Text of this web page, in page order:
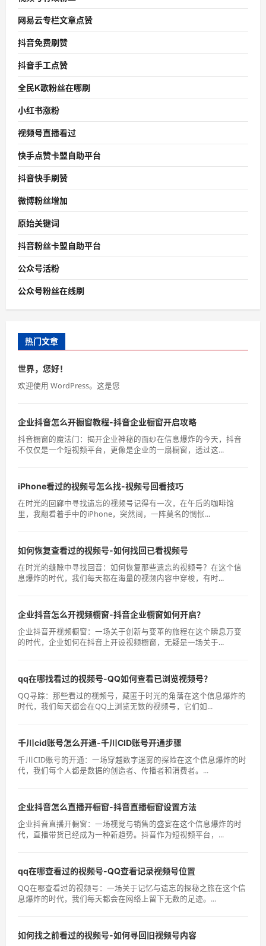
网易云专栏文章点赞
抖音免费刷赞
抖音手工点赞
全民K歌粉丝在哪刷
小红书涨粉
视频号直播看过
快手点赞卡盟自助平台
抖音快手刷赞
微博粉丝增加
原始关键词
抖音粉丝卡盟自助平台
公众号活粉
公众号粉丝在线刷
热门文章
世界，您好！
欢迎使用 WordPress。这是您
企业抖音怎么开橱窗教程-抖音企业橱窗开启攻略
抖音橱窗的魔法门：揭开企业神秘的面纱在信息爆炸的今天，抖音
不仅仅是一个短视频平台，更像是企业的一扇橱窗，透过这...
iPhone看过的视频号怎么找-视频号回看技巧
在时光的回廊中寻找遗忘的视频号记得有一次，在午后的咖啡馆
里，我翻看着手中的iPhone，突然间，一阵莫名的惆怅...
如何恢复查看过的视频号-如何找回已看视频号
在时光的缝隙中寻找回音：如何恢复那些遗忘的视频号？在这个信
息爆炸的时代，我们每天都在海量的视频内容中穿梭，有时...
企业抖音怎么开视频橱窗-抖音企业橱窗如何开启？
企业抖音开视频橱窗：一场关于创新与变革的旅程在这个瞬息万变
的时代，企业如何在抖音上开设视频橱窗，无疑是一场关于...
qq在哪找看过的视频号-QQ如何查看已浏览视频号？
QQ寻踪：那些看过的视频号，藏匿于时光的角落在这个信息爆炸的
时代，我们每天都会在QQ上浏览无数的视频号，它们如...
千川cid账号怎么开通-千川CID账号开通步骤
千川CID账号的开通：一场穿越数字迷雾的探险在这个信息爆炸的时
代，我们每个人都是数据的创造者、传播者和消费者。...
企业抖音怎么直播开橱窗-抖音直播橱窗设置方法
企业抖音直播开橱窗：一场视觉与销售的盛宴在这个信息爆炸的时
代，直播带货已经成为一种新趋势。抖音作为短视频平台，...
qq在哪查看过的视频号-QQ查看记录视频号位置
QQ在哪查看过的视频号：一场关于记忆与遗忘的探秘之旅在这个信
息爆炸的时代，我们每天都会在网络上留下无数的足迹。...
如何找之前看过的视频号-如何寻回旧视频号内容